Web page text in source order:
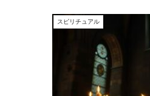
スピリチュアル